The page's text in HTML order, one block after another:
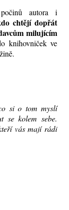
autora i
chtějí dopřát
milujícím
knihovniček ve
si o tom myslí
se kolem sebe.
vás mají rádi